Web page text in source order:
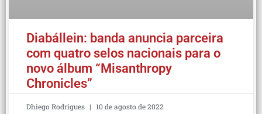
Diabállein: banda anuncia parceira
com quatro selos nacionais para o
novo álbum “Misanthropy
Chronicles”
Dhiego Rodrigues 10 de agosto de 2022